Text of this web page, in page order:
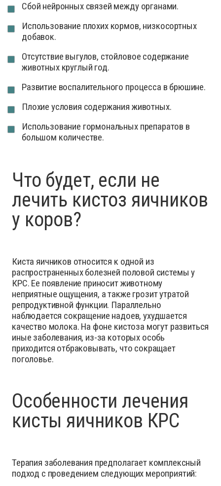
Сбой нейронных связей между органами.
Использование плохих кормов, низкосортных
добавок.
Отсутствие выгулов, стойловое содержание
животных круглый год.
Развитие воспалительного процесса в брюшине.
Плохие условия содержания животных.
Использование гормональных препаратов в
большом количестве.
Что будет, если не
лечить кистоз яичников
у коров?
Киста яичников относится к одной из
распространенных болезней половой системы у
КРС. Ее появление приносит животному
неприятные ощущения, а также грозит утратой
репродуктивной функции. Параллельно
наблюдается сокращение надоев, ухудшается
качество молока. На фоне кистоза могут развиться
иные заболевания, из-за которых особь
приходится отбраковывать, что сокращает
поголовье.
Особенности лечения
кисты яичников КРС
Терапия заболевания предполагает комплексный
подход с проведением следующих мероприятий: